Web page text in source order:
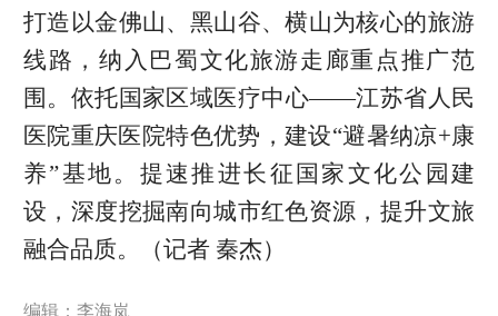
打造以金佛山、黑山谷、横山为核心的旅游
线路，纳入巴蜀文化旅游走廊重点推广范
围。依托国家区域医疗中心——江苏省人民
医院重庆医院特色优势，建设“避暑纳凉+康
养”基地。提速推进长征国家文化公园建
设，深度挖掘南向城市红色资源，提升文旅
融合品质。（记者 秦杰）
编辑：李海岚